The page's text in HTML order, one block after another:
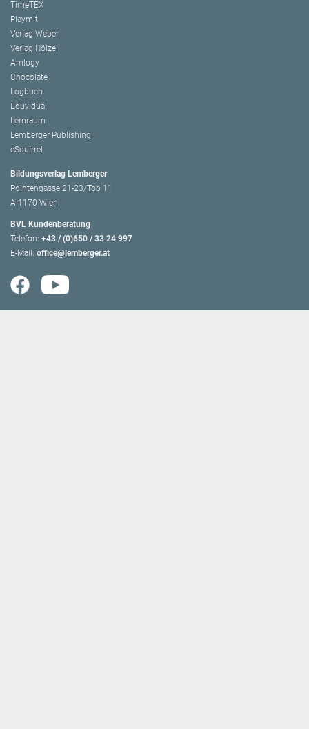
TimeTEX
Playmit
Verlag Weber
Verlag Hölzel
Amlogy
Chocolate
Logbuch
Eduvidual
Lernraum
Lemberger Publishing
eSquirrel
Bildungsverlag Lemberger
Pointengasse 21-23/Top 11
A-1170 Wien
BVL Kundenberatung
Telefon: +43 / (0)650 / 33 24 997
E-Mail: office@lemberger.at